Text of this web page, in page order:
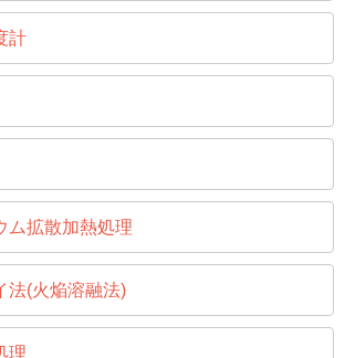
計
ム拡散加熱処理
法(火焔溶融法)
理